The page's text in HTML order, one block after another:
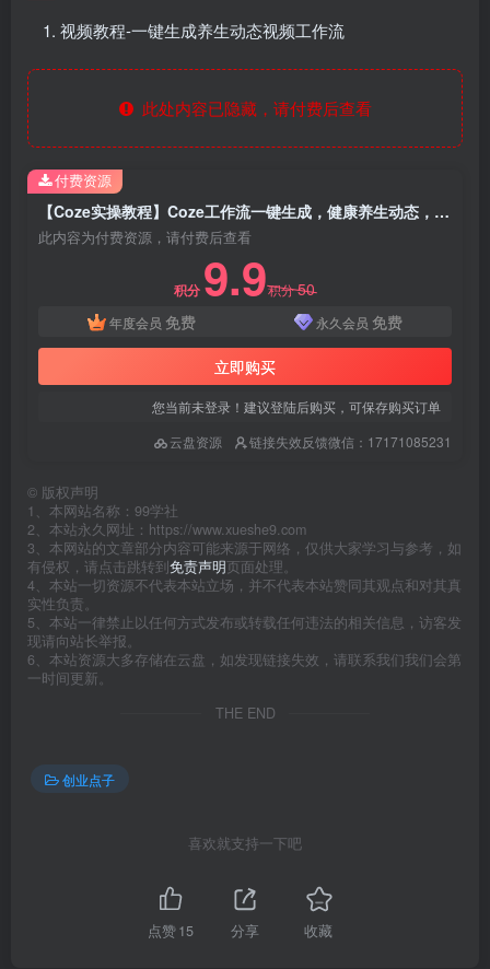
视频教程-一键生成养生动态视频工作流
此处内容已隐藏，请付费后查看
【Coze实操教程】Coze工作流一键生成，健康养生动态，短视频!工作流全流程保姆级教学 !
此内容为付费资源，请付费后查看
积分 9.9积分50
年度会员 免费 永久会员 免费
立即购买
您当前未登录！建议登陆后购买，可保存购买订单
云盘资源
链接失效反馈微信：17171085231
付费资源
© 版权声明
1、本网站名称：99学社
2、本站永久网址：https://www.xueshe9.com
3、本网站的文章部分内容可能来源于网络，仅供大家学习与参考，如
有侵权，请点击跳转到免责声明页面处理。
4、本站一切资源不代表本站立场，并不代表本站赞同其观点和对其真
实性负责。
5、本站一律禁止以任何方式发布或转载任何违法的相关信息，访客发
现请向站长举报。
6、本站资源大多存储在云盘，如发现链接失效，请联系我们我们会第
一时间更新。
THE END
创业点子
喜欢就支持一下吧
点赞15 分享 收藏